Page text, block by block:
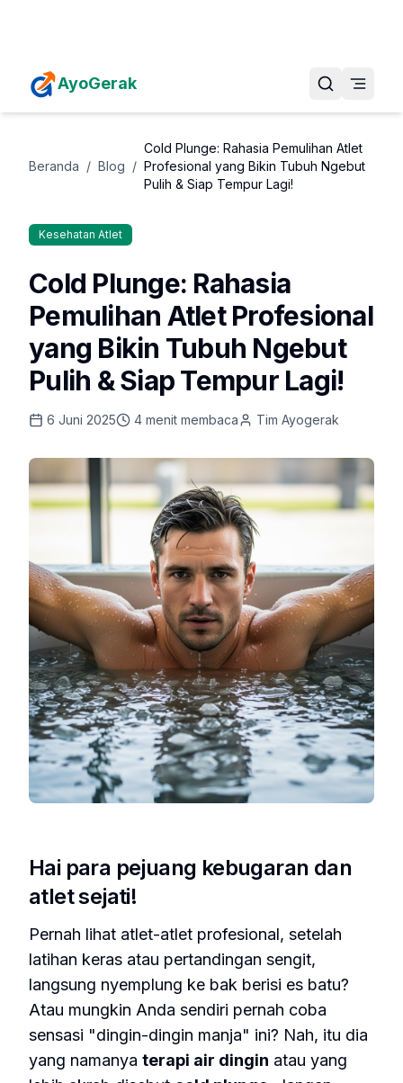
AyoGerak
Beranda / Blog /
Cold Plunge: Rahasia Pemulihan Atlet
Profesional yang Bikin Tubuh Ngebut
Pulih & Siap Tempur Lagi!
Kesehatan Atlet
Cold Plunge: Rahasia
Pemulihan Atlet Profesional
yang Bikin Tubuh Ngebut
Pulih & Siap Tempur Lagi!
6 Juni 2025 4 menit membaca Tim Ayogerak
Hai para pejuang kebugaran dan
atlet sejati!
Pernah lihat atlet-atlet profesional, setelah
latihan keras atau pertandingan sengit,
langsung nyemplung ke bak berisi es batu?
Atau mungkin Anda sendiri pernah coba
sensasi "dingin-dingin manja" ini? Nah, itu dia
yang namanya terapi air dingin atau yang